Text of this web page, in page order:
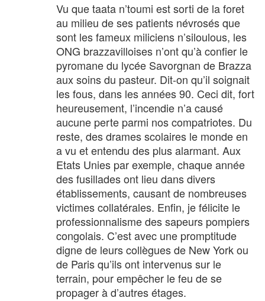
Vu que taata n’toumi est sorti de la foret
au milieu de ses patients névrosés que
sont les fameux miliciens n’siloulous, les
ONG brazzavilloises n’ont qu’à confier le
pyromane du lycée Savorgnan de Brazza
aux soins du pasteur. Dit-on qu’il soignait
les fous, dans les années 90. Ceci dit, fort
heureusement, l’incendie n’a causé
aucune perte parmi nos compatriotes. Du
reste, des drames scolaires le monde en
a vu et entendu des plus alarmant. Aux
Etats Unies par exemple, chaque année
des fusillades ont lieu dans divers
établissements, causant de nombreuses
victimes collatérales. Enfin, je félicite le
professionnalisme des sapeurs pompiers
congolais. C’est avec une promptitude
digne de leurs collègues de New York ou
de Paris qu’ils ont intervenus sur le
terrain, pour empêcher le feu de se
propager à d’autres étages.